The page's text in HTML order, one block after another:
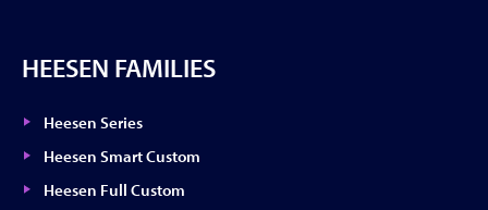
HEESEN FAMILIES
Heesen Series
Heesen Smart Custom
Heesen Full Custom